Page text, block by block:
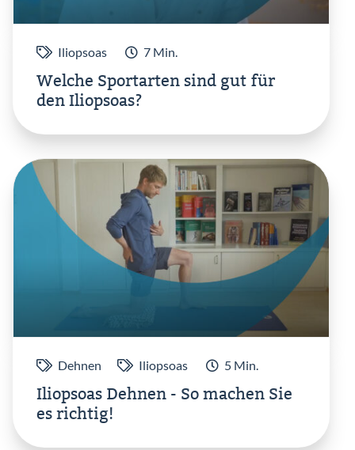
Iliopsoas 7 Min.
Welche Sportarten sind gut für
den Iliopsoas?
Dehnen Iliopsoas 5 Min.
Iliopsoas Dehnen - So machen Sie
es richtig!